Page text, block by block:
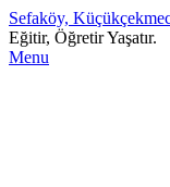
Sefaköy,
Eğitir, Öğretir Yaşatır.
Menu